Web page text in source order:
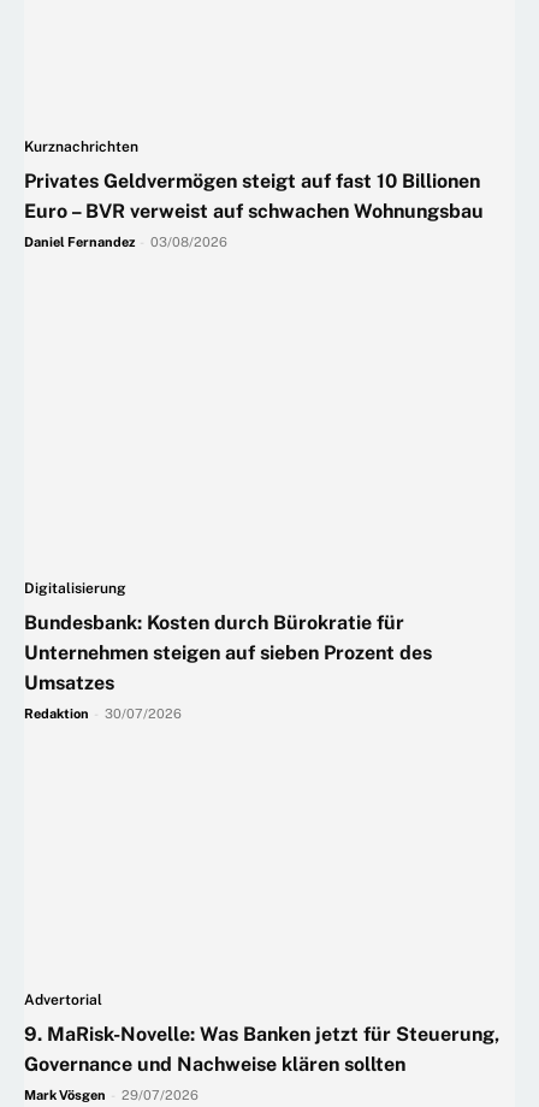
Kurznachrichten
Privates Geldvermögen steigt auf fast 10 Billionen
Euro – BVR verweist auf schwachen Wohnungsbau
Daniel Fernandez 03/08/2026
Digitalisierung
Bundesbank: Kosten durch Bürokratie für
Unternehmen steigen auf sieben Prozent des
Umsatzes
Redaktion 30/07/2026
Advertorial
9. MaRisk-Novelle: Was Banken jetzt für Steuerung,
Governance und Nachweise klären sollten
Mark Vösgen 29/07/2026